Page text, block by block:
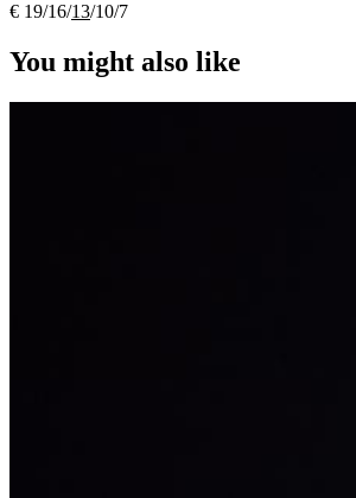
€ 19/16/13/10/7
You might also like